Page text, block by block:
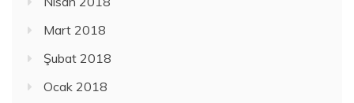
Mart 2018
Şubat 2018
Ocak 2018